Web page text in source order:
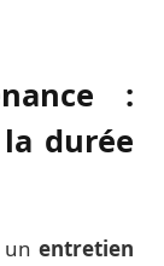
:
durée
un entretien